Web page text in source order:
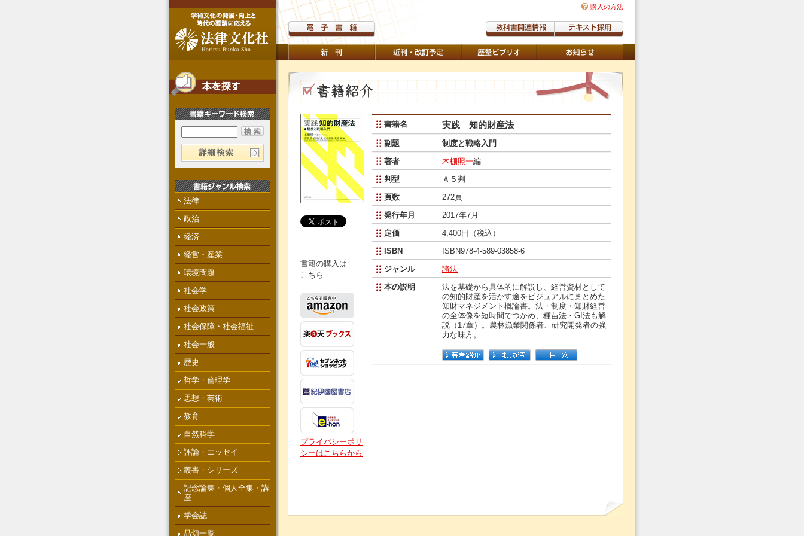
購入の方法
書籍の購入は
こちら
プライバシーポリ
シーはこちらから
書籍名 実践 知的財産法
副題
制度と戦略入門
著者
木棚照一編
判型
Ａ５判
頁数
272頁
発行年月
2017年7月
定価
4,400円（税込）
ISBN
ISBN978-4-589-03858-6
ジャンル
諸法
本の説明
法を基礎から具体的に解説し、経営資材として
の知的財産を活かす途をビジュアルにまとめた
知財マネジメント概論書。法・制度・知財経営
の全体像を短時間でつかめ、種苗法・GI法も解
説（17章）。農林漁業関係者、研究開発者の強
力な味方。
法律
政治
経済
経営・産業
環境問題
社会学
社会政策
社会保障・社会福祉
社会一般
歴史
哲学・倫理学
思想・芸術
教育
自然科学
評論・エッセイ
叢書・シリーズ
記念論集・個人全集・講
座
学会誌
品切一覧